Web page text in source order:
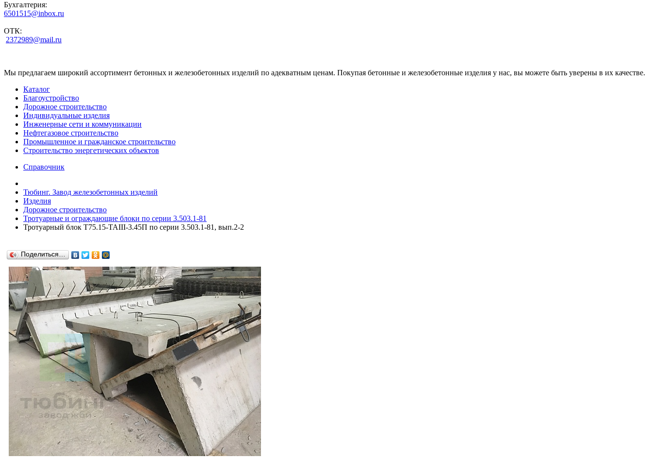
Бухгалтерия:
6501515@inbox.ru
ОТК:
2372989@mail.ru
Мы предлагаем широкий ассортимент бетонных и железобетонных изделий по адекватным ценам. Покупая бетонные и железобетонные изделия у нас, вы можете быть уверены в их качестве.
Каталог
Благоустройство
Дорожное строительство
Индивидуальные изделия
Инженерные сети и коммуникации
Нефтегазовое строительство
Промышленное и гражданское строительство
Строительство энергетических объектов
Справочник
Тюбинг. Завод железобетонных изделий
Изделия
Дорожное строительство
Тротуарные и ограждающие блоки по серии 3.503.1-81
Тротуарный блок Т75.15-TAIII-3.45П по серии 3.503.1-81, вып.2-2
Поделиться…